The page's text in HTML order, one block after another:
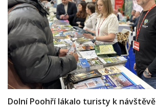
Dolní Poohří lákalo turisty k návštěvě